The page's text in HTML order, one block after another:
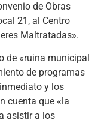
de Obras
21, al Centro
Maltratadas».
de «ruina municipal
de programas
y los
cuenta que «la
asistir a los